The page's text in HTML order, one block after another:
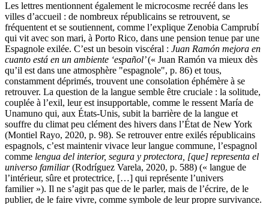
Les lettres mentionnent également le microcosme recréé dans les
villes d’accueil : de nombreux républicains se retrouvent, se
fréquentent et se soutiennent, comme l’explique Zenobia Camprubí
qui vit avec son mari, à Porto Rico, dans une pension tenue par une
Espagnole exilée. C’est un besoin viscéral : Juan Ramón mejora en
cuanto está en un ambiente ‘español’(« Juan Ramón va mieux dès
qu’il est dans une atmosphère "espagnole", p. 86) et tous,
constamment déprimés, trouvent une consolation éphémère à se
retrouver. La question de la langue semble être cruciale : la solitude,
couplée à l’exil, leur est insupportable, comme le ressent María de
Unamuno qui, aux États-Unis, subit la barrière de la langue et
souffre du climat peu clément des hivers dans l’État de New York
(Montiel Rayo, 2020, p. 98). Se retrouver entre exilés républicains
espagnols, c’est maintenir vivace leur langue commune, l’espagnol
comme lengua del interior, segura y protectora, [que] representa el
universo familiar(Rodríguez Varela, 2020, p. 588) (« langue de
l’intérieur, sûre et protectrice, […] qui représente l’univers
familier »). Il ne s’agit pas que de le parler, mais de l’écrire, de le
publier, de le faire vivre, comme symbole de leur propre survivance.